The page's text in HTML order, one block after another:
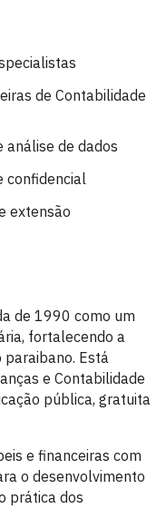
de Contabilidade
análise de dados
confidencial
extensão
de 1990 como um
fortalecendo a
paraibano. Está
e Contabilidade
pública, gratuita
e financeiras com
o desenvolvimento
prática dos